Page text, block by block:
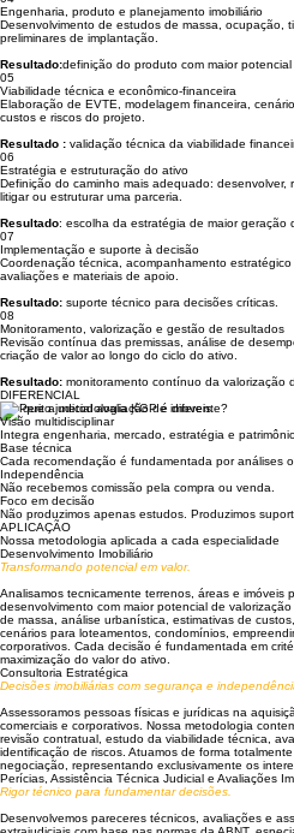
Resultado:redução de riscos jurídicos, registrais e
04
Engenharia, produto e planejamento imobiliário
Desenvolvimento de estudos de massa, ocupação,
preliminares de implantação.
Resultado: definição do produto com maior
05
Viabilidade técnica e econômico-financeira
Elaboração de EVTE, modelagem financeira,
custos e riscos do projeto.
Resultado : validação técnica da viabilidade
06
Estratégia e estruturação do ativo
Definição do caminho mais adequado: desenvolver,
litigar ou estruturar uma parceria.
Resultado: escolha da estratégia de maior geração
07
Implementação e suporte à decisão
Coordenação técnica, acompanhamento
avaliações e materiais de apoio.
Resultado:suporte técnico para decisões críticas.
08
Monitoramento, valorização e gestão de resultados
Revisão contínua das premissas, análise de
criação de valor ao longo do ciclo do ativo.
Resultado:monitoramento contínuo da valorização
DIFERENCIAL
Por que a metodologia KGP é diferente?
Visão multidisciplinar
Integra engenharia, mercado, estratégia e
Base técnica
Cada recomendação é fundamentada por análises
Independência
Não recebemos comissão pela compra ou venda.
Foco em decisão
Não produzimos apenas estudos. Produzimos
APLICAÇÃO
Nossa metodologia aplicada a cada especialidade
Desenvolvimento Imobiliário
Transformando potencial em valor.
Analisamos tecnicamente terrenos, áreas e imóveis
desenvolvimento com maior potencial de
de massa, análise urbanística, estimativas de
cenários para loteamentos, condomínios,
corporativos. Cada decisão é fundamentada em
maximização do valor do ativo.
Consultoria Estratégica
Decisões imobiliárias com segurança e
Assessoramos pessoas físicas e jurídicas na
comerciais e corporativos. Nossa metodologia
revisão contratual, estudo da viabilidade técnica,
identificação de riscos. Atuamos de forma
negociação, representando exclusivamente os
Perícias, Assistência Técnica Judicial e Avaliações
Rigor técnico para fundamentar decisões.